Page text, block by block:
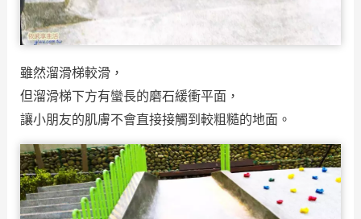
雖然溜滑梯較滑，
但溜滑梯下方有蠻長的磨石緩衝平面，
讓小朋友的肌膚不會直接接觸到較粗糙的地面。